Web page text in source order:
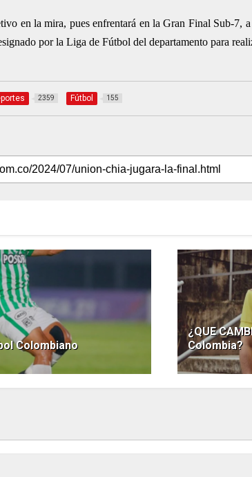
en la mira, pues enfrentará en la Gran Final Sub-7,
por la Liga de Fútbol del departamento para
2359 Fútbol 155
Colombiano
¿QUE
Colombia?